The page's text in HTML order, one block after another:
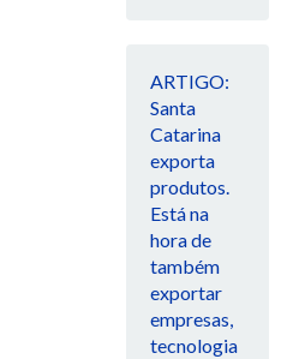
ARTIGO:
Santa
Catarina
exporta
produtos.
Está na
hora de
também
exportar
empresas,
tecnologia